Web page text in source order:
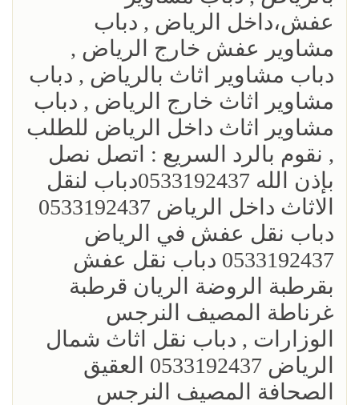
عفش،داخل الرياض , دباب
مشاوير عفش خارج الرياض ,
دباب مشاوير اثاث بالرياض , دباب
مشاوير اثاث خارج الرياض , دباب
مشاوير اثاث داخل الرياض للطلب
, نقوم بالرد السريع : اتصل نصل
بإذن الله 0533192437دباب لنقل
الاثاث داخل الرياض 0533192437
دباب نقل عفش في الرياض
0533192437 دباب نقل عفش
بقرطبة الروضة الريان قرطبة
غرناطة المصيف النرجس
الوزارات , دباب نقل اثاث شمال
الرياض 0533192437 العقيق
الصحافة المصيف النرجس